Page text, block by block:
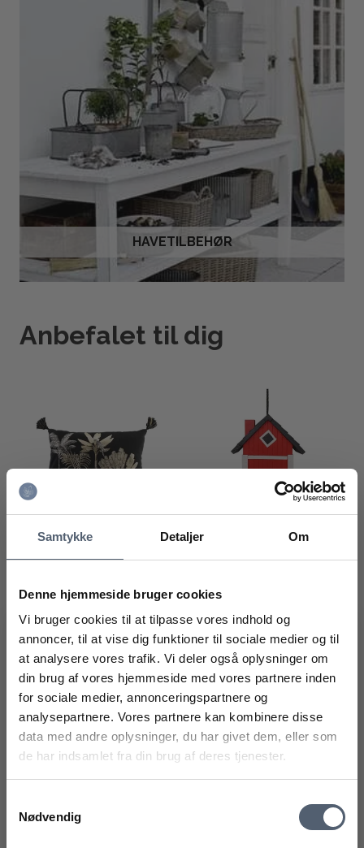
Samtykke Detaljer Om
Denne hjemmeside bruger cookies
Vi bruger cookies til at tilpasse vores indhold og
annoncer, til at vise dig funktioner til sociale medier og til
at analysere vores trafik. Vi deler også oplysninger om
din brug af vores hjemmeside med vores partnere inden
for sociale medier, annonceringspartnere og
analysepartnere. Vores partnere kan kombinere disse
data med andre oplysninger, du har givet dem, eller som
de har indsamlet fra din brug af deres tjenester.
Nødvendig
HAVETILBEHØR
Anbefalet til dig
149,00DKK
LÆG I KURVEN
Få 10% rabat på dit næste køb!
Modtag vores nyhedsbrev fyldt med inspiration til din
bolig. Jeg giver samtykke til at Egesgave.dk må kontakte
mig pr. mail 1-2 gange om måneden. Samtykket kan til
enhver tid tilbagekaldes.
Tilmeld dig her og få samtidig 10% rabat på dit næste
køb.